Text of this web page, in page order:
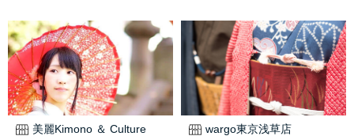
美麗Kimono ＆ Culture
wargo東京浅草店